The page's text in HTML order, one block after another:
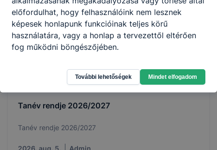
Tanév rendje 2026/2027
Tanév rendje 2026/2027
előfordulhat, hogy felhasználóink nem lesznek
képesek honlapunk funkcióinak teljes körű
használatára, vagy a honlap a tervezettől eltérően
fog működni böngészőjében.
További lehetőségek Mindet elfogadom